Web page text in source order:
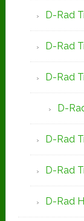
D-Rad
D-Rad
D-Rad
D-
D-Rad
D-Rad
D-Rad